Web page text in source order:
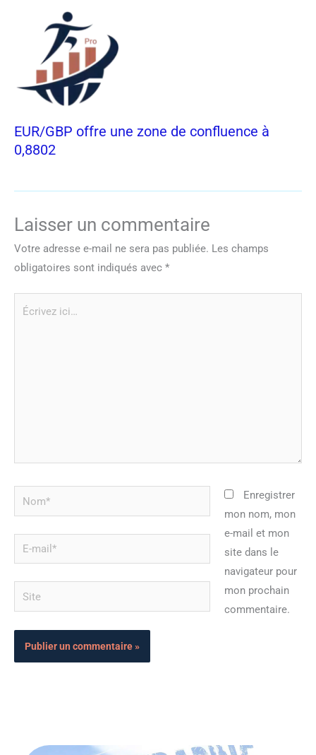
EUR/GBP offre une zone de confluence à
0,8802
Laisser un commentaire
Votre adresse e-mail ne sera pas publiée. Les champs
obligatoires sont indiqués avec *
Nom*
mail*
Site
Enregistrer
mon nom, mon
e-mail et mon
site dans le
navigateur pour
mon prochain
commentaire.